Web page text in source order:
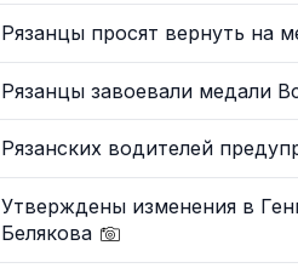
Рязанцы просят вернуть на
Рязанцы завоевали медали
Рязанских водителей
Утверждены изменения в
Белякова